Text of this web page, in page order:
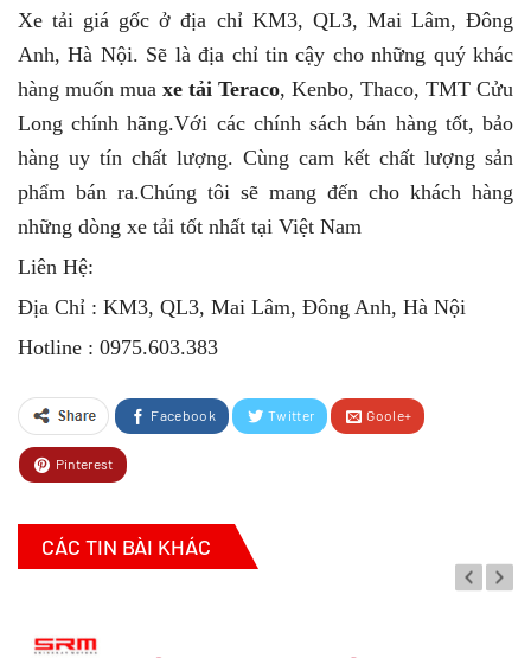
Xe tải giá gốc ở địa chỉ KM3, QL3, Mai Lâm, Đông
Anh, Hà Nội. Sẽ là địa chỉ tin cậy cho những quý khác
hàng muốn mua xe tải Teraco, Kenbo, Thaco, TMT Cửu
Long chính hãng.Với các chính sách bán hàng tốt, bảo
hàng uy tín chất lượng. Cùng cam kết chất lượng sản
phẩm bán ra.Chúng tôi sẽ mang đến cho khách hàng
những dòng xe tải tốt nhất tại Việt Nam
Liên Hệ:
Địa Chỉ : KM3, QL3, Mai Lâm, Đông Anh, Hà Nội
Hotline : 0975.603.383
Facebook Twitter Goole+
Pinterest
CÁC TIN BÀI KHÁC